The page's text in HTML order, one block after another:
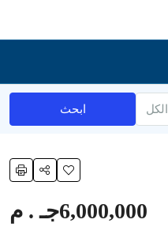
ابحث
6,000,000جـ . م